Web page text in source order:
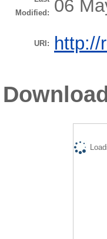
Modified:
06
URI: http://